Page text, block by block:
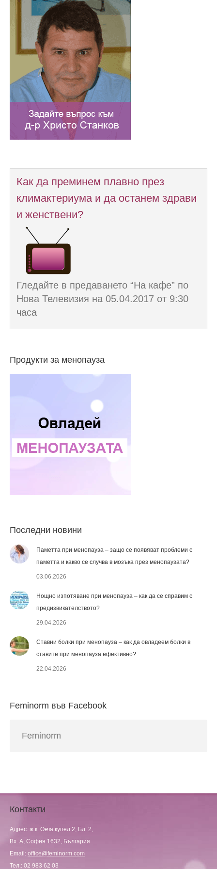
Как да преминем плавно през
климактериума и да останем здрави
и женствени?
Гледайте в предаването “На кафе” по
Нова Телевизия на 05.04.2017 от 9:30
часа
Продукти за менопауза
Последни новини
Паметта при менопауза – защо се появяват проблеми с
паметта и какво се случва в мозъка през менопаузата?
03.06.2026
Нощно изпотяване при менопауза – как да се справим с
предизвикателството?
29.04.2026
Ставни болки при менопауза – как да овладеем болки в
ставите при менопауза ефективно?
22.04.2026
Feminorm във Facebook
Feminorm
Контакти
Адрес: ж.к. Овча купел 2, Бл. 2,
Вх. А, София 1632, България
Email: office@feminorm.com
Тел.: 02 983 62 03